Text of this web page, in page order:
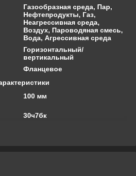
Газообразная среда, Пар,
Нефтепродукты, Газ,
Неагрессивная среда,
Воздух, Пароводяная смесь,
Вода, Агрессивная среда
Горизонтальный/
вертикальный
Фланцевое
100 мм
30ч7бк